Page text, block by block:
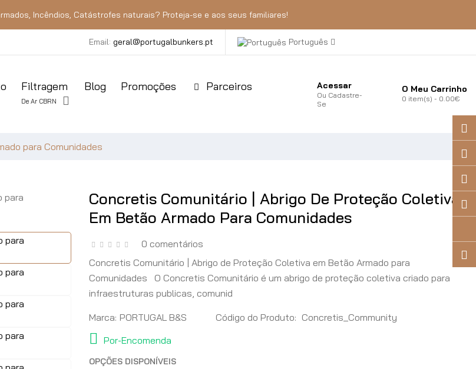
Incêndios, Catástrofes naturais? Proteja-se e aos seus familiares!
Email: geral@portugalbunkers.pt Português
Filtragem
De Ar CBRN
Blog Promoções Parceiros Acessar
Ou Cadastre-
Se
O Meu Carrinho
0 item(s) - 0.00€
para Comunidades
Concretis Comunitário | Abrigo De Proteção Coletiva
Em Betão Armado Para Comunidades
0 comentários
Concretis Comunitário | Abrigo de Proteção Coletiva em Betão Armado para
Comunidades O Concretis Comunitário é um abrigo de proteção coletiva criado para
infraestruturas publicas, comunid
Marca: PORTUGAL B&S Código do Produto: Concretis_Community
Por-Encomenda
OPÇÕES DISPONÍVEIS